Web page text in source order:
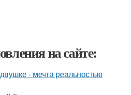
на сайте:
- мечта реальностью